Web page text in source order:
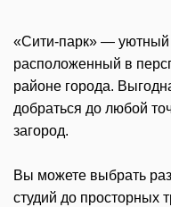
«Сити-парк» — уютный
расположенный в
районе города.
добраться до любой
загород.
Вы можете выбрать
студий до просторных